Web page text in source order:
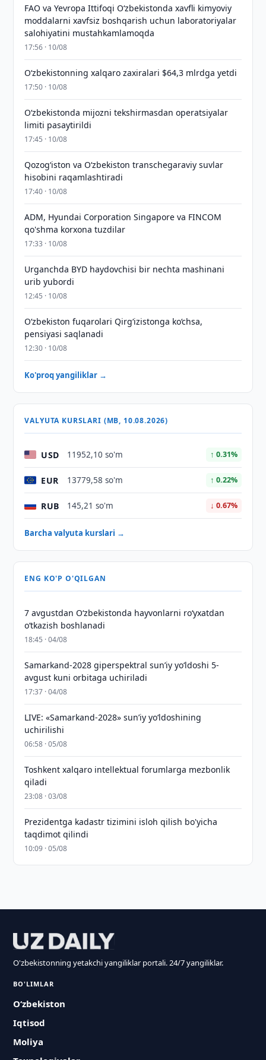
FAO va Yevropa Ittifoqi O‘zbekistonda xavfli kimyoviy
moddalarni xavfsiz boshqarish uchun laboratoriyalar
salohiyatini mustahkamlamoqda
17:56 · 10/08
O‘zbekistonning xalqaro zaxiralari $64,3 mlrdga yetdi
17:50 · 10/08
O‘zbekistonda mijozni tekshirmasdan operatsiyalar
limiti pasaytirildi
17:45 · 10/08
Qozog‘iston va O‘zbekiston transchegaraviy suvlar
hisobini raqamlashtiradi
17:40 · 10/08
ADM, Hyundai Corporation Singapore va FINCOM
qo'shma korxona tuzdilar
17:33 · 10/08
Urganchda BYD haydovchisi bir nechta mashinani
urib yubordi
12:45 · 10/08
O‘zbekiston fuqarolari Qirg‘izistonga ko‘chsa,
pensiyasi saqlanadi
12:30 · 10/08
Ko'proq yangiliklar →
VALYUTA KURSLARI (MB, 10.08.2026)
USD 11952,10 so'm ↑ 0.31%
EUR 13779,58 so'm ↑ 0.22%
RUB 145,21 so'm ↓ 0.67%
Barcha valyuta kurslari →
ENG KO'P O'QILGAN
7 avgustdan O‘zbekistonda hayvonlarni ro‘yxatdan
o‘tkazish boshlanadi
18:45 · 04/08
Samarkand-2028 giperspektral sun’iy yo‘ldoshi 5-
avgust kuni orbitaga uchiriladi
17:37 · 04/08
LIVE: «Samarkand-2028» sun’iy yo‘ldoshining
uchirilishi
06:58 · 05/08
Toshkent xalqaro intellektual forumlarga mezbonlik
qiladi
23:08 · 03/08
Prezidentga kadastr tizimini isloh qilish bo'yicha
taqdimot qilindi
10:09 · 05/08
O'zbekistonning yetakchi yangiliklar portali. 24/7 yangiliklar.
BO'LIMLAR
O‘zbekiston
Iqtisod
Moliya